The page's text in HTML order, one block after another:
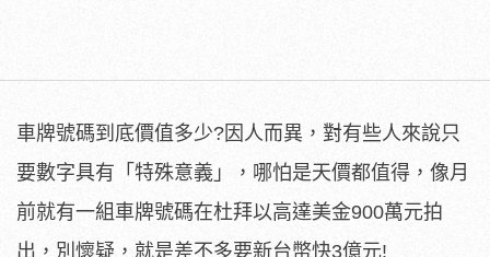
車牌號碼到底價值多少?因人而異，對有些人來說只
要數字具有「特殊意義」，哪怕是天價都值得，像月
前就有一組車牌號碼在杜拜以高達美金900萬元拍
出，別懷疑，就是差不多要新台幣快3億元!